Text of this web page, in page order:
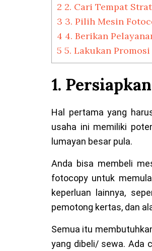
2 2. Cari Tempat
3 3. Pilih Mesin
4 4. Berikan
5 5. Lakukan Promosi
1.
Hal pertama yang
usaha ini memiliki
lumayan besar pula.
Anda bisa membeli
fotocopy untuk
keperluan lainnya,
pemotong kertas, dan
Semua itu
yang dibeli/ sewa. Ada